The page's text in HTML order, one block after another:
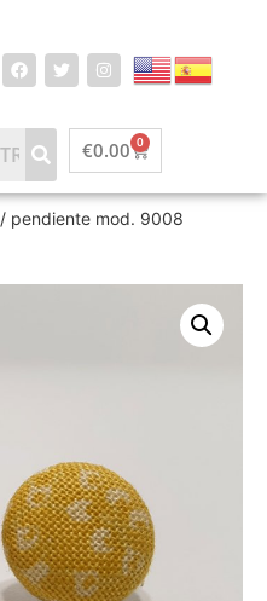
€0.00 0
/ pendiente mod. 9008